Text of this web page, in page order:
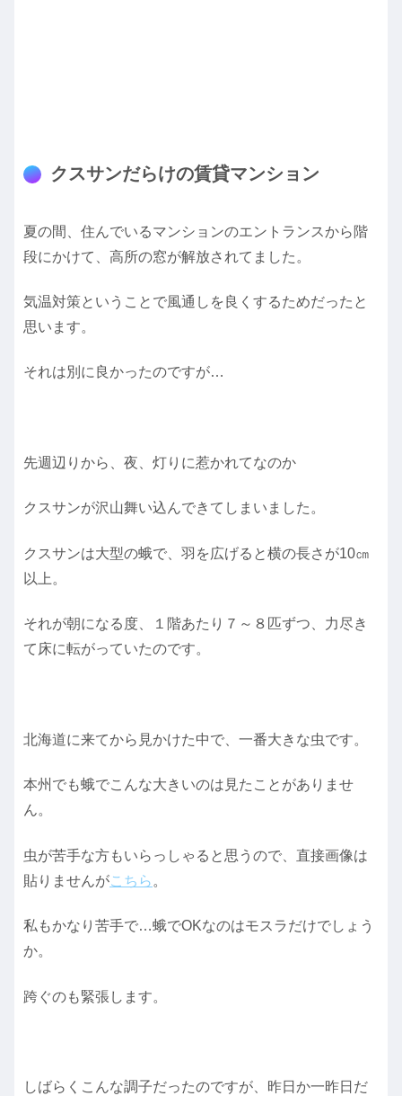
クスサンだらけの賃貸マンション
夏の間、住んでいるマンションのエントランスから階
段にかけて、高所の窓が解放されてました。
気温対策ということで風通しを良くするためだったと
思います。
それは別に良かったのですが…
先週辺りから、夜、灯りに惹かれてなのか
クスサンが沢山舞い込んできてしまいました。
クスサンは大型の蛾で、羽を広げると横の長さが10㎝
以上。
それが朝になる度、１階あたり７～８匹ずつ、力尽き
て床に転がっていたのです。
北海道に来てから見かけた中で、一番大きな虫です。
本州でも蛾でこんな大きいのは見たことがありませ
ん。
虫が苦手な方もいらっしゃると思うので、直接画像は
貼りませんがこちら 。
私もかなり苦手で…蛾でOKなのはモスラだけでしょう
か。
跨ぐのも緊張します。
しばらくこんな調子だったのですが、昨日か一昨日だ